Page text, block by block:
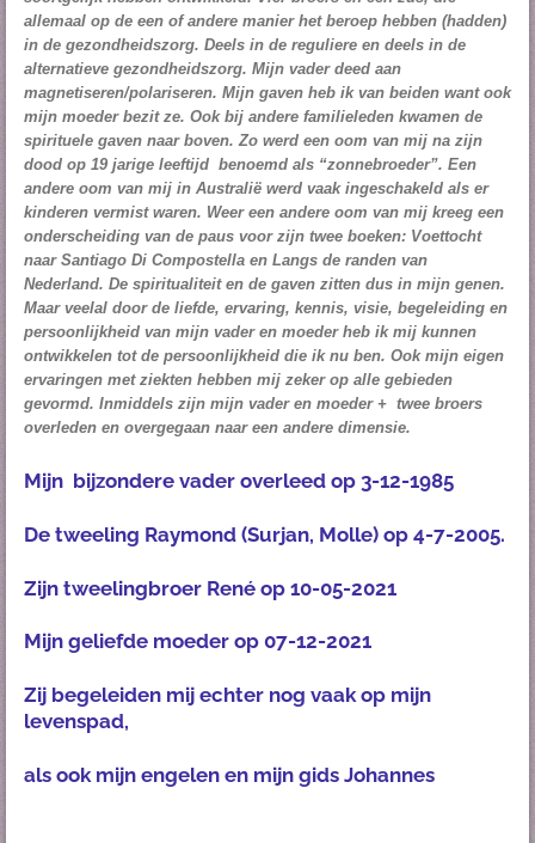
allemaal op de een of andere manier het beroep hebben (hadden)
in de gezondheidszorg. Deels in de reguliere en deels in de
alternatieve gezondheidszorg. Mijn vader deed aan
magnetiseren/polariseren. Mijn gaven heb ik van beiden want ook
mijn moeder bezit ze. Ook bij andere familieleden kwamen de
spirituele gaven naar boven. Zo werd een oom van mij na zijn
dood op 19 jarige leeftijd benoemd als “zonnebroeder”. Een
andere oom van mij in Australië werd vaak ingeschakeld als er
kinderen vermist waren. Weer een andere oom van mij kreeg een
onderscheiding van de paus voor zijn twee boeken: Voettocht
naar Santiago Di Compostella en Langs de randen van
Nederland. De spiritualiteit en de gaven zitten dus in mijn genen.
Maar veelal door de liefde, ervaring, kennis, visie, begeleiding en
persoonlijkheid van mijn vader en moeder heb ik mij kunnen
ontwikkelen tot de persoonlijkheid die ik nu ben. Ook mijn eigen
ervaringen met ziekten hebben mij zeker op alle gebieden
gevormd. Inmiddels zijn mijn vader en moeder + twee broers
overleden en overgegaan naar een andere dimensie.
Mijn bijzondere vader overleed op 3-12-1985
De tweeling Raymond (Surjan, Molle) op 4-7-2005.
Zijn tweelingbroer René op 10-05-2021
Mijn geliefde moeder op 07-12-2021
Zij begeleiden mij echter nog vaak op mijn
levenspad,
als ook mijn engelen en mijn gids Johannes